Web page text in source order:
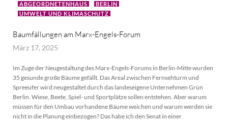
ABGEORDNETENHAUS
BERLIN
UMWELT UND KLIMASCHUTZ
Baumfällungen am Marx-Engels-Forum
März 17, 2025
Im Zuge der Neugestaltung des Marx-Engels-Forums in Berlin-Mitte wurden
35 gesunde große Bäume gefällt. Das Areal zwischen Fernsehturm und
Spreeufer wird neugestaltet durch das landeseigene Unternehmen Grün
Berlin. Wiese, Beete, Spiel- und Sportplätze sollen entstehen. Aber warum
müssen für den Umbau vorhandene Bäume weichen und warum werden sie
nicht in die Planung einbezogen? Das habe ich den Senat in einer